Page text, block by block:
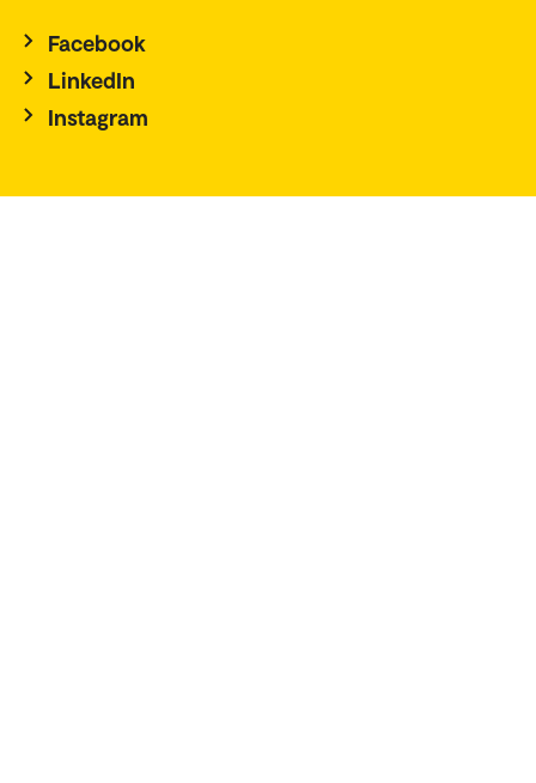
Facebook
LinkedIn
Instagram